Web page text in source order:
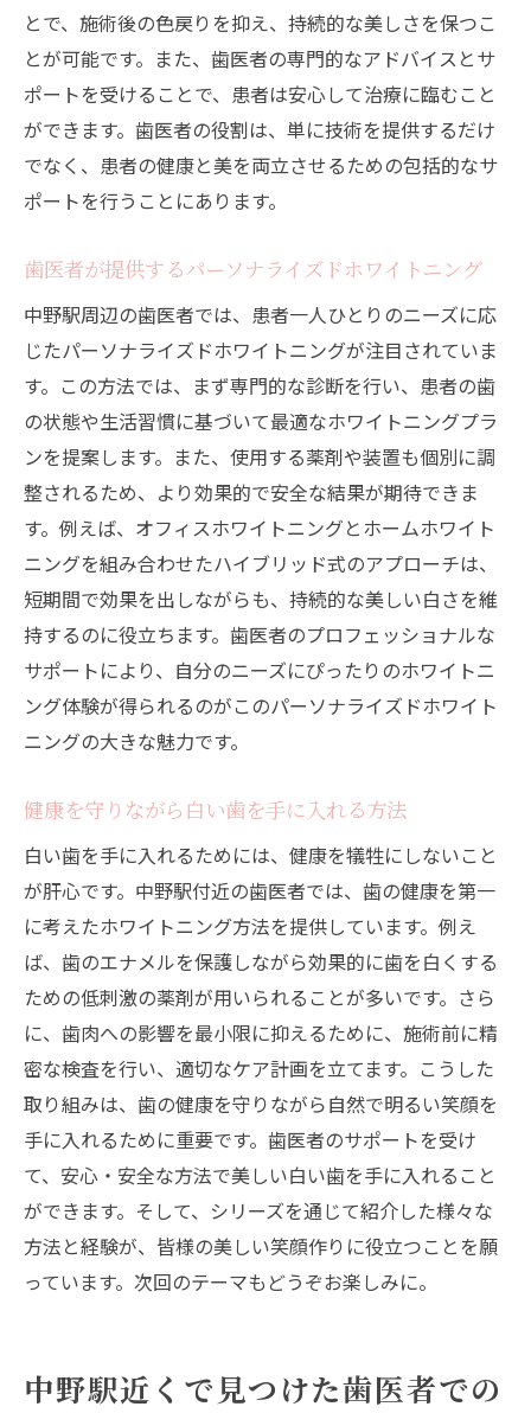
とで、施術後の色戻りを抑え、持続的な美しさを保つこ
とが可能です。また、歯医者の専門的なアドバイスとサ
ポートを受けることで、患者は安心して治療に臨むこと
ができます。歯医者の役割は、単に技術を提供するだけ
でなく、患者の健康と美を両立させるための包括的なサ
ポートを行うことにあります。
歯医者が提供するパーソナライズドホワイトニング
中野駅周辺の歯医者では、患者一人ひとりのニーズに応
じたパーソナライズドホワイトニングが注目されていま
す。この方法では、まず専門的な診断を行い、患者の歯
の状態や生活習慣に基づいて最適なホワイトニングプラ
ンを提案します。また、使用する薬剤や装置も個別に調
整されるため、より効果的で安全な結果が期待できま
す。例えば、オフィスホワイトニングとホームホワイト
ニングを組み合わせたハイブリッド式のアプローチは、
短期間で効果を出しながらも、持続的な美しい白さを維
持するのに役立ちます。歯医者のプロフェッショナルな
サポートにより、自分のニーズにぴったりのホワイトニ
ング体験が得られるのがこのパーソナライズドホワイト
ニングの大きな魅力です。
健康を守りながら白い歯を手に入れる方法
白い歯を手に入れるためには、健康を犠牲にしないこと
が肝心です。中野駅付近の歯医者では、歯の健康を第一
に考えたホワイトニング方法を提供しています。例え
ば、歯のエナメルを保護しながら効果的に歯を白くする
ための低刺激の薬剤が用いられることが多いです。さら
に、歯肉への影響を最小限に抑えるために、施術前に精
密な検査を行い、適切なケア計画を立てます。こうした
取り組みは、歯の健康を守りながら自然で明るい笑顔を
手に入れるために重要です。歯医者のサポートを受け
て、安心・安全な方法で美しい白い歯を手に入れること
ができます。そして、シリーズを通じて紹介した様々な
方法と経験が、皆様の美しい笑顔作りに役立つことを願
っています。次回のテーマもどうぞお楽しみに。
中野駅近くで見つけた歯医者での